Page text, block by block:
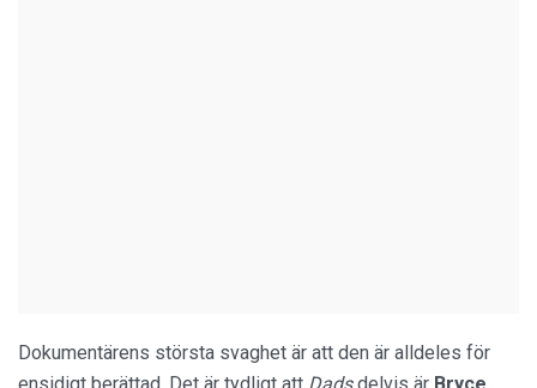
Dokumentärens största svaghet är att den är alldeles för
ensidigt berättad. Det är tydligt att Dadsdelvis är Bryce